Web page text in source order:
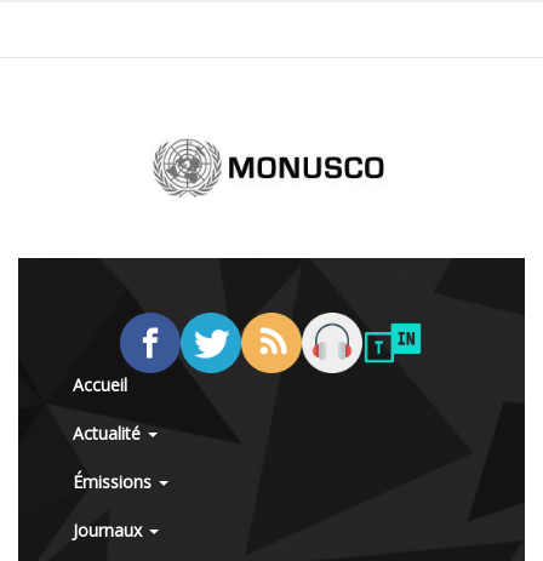
Accueil
Actualité
Émissions
Journaux